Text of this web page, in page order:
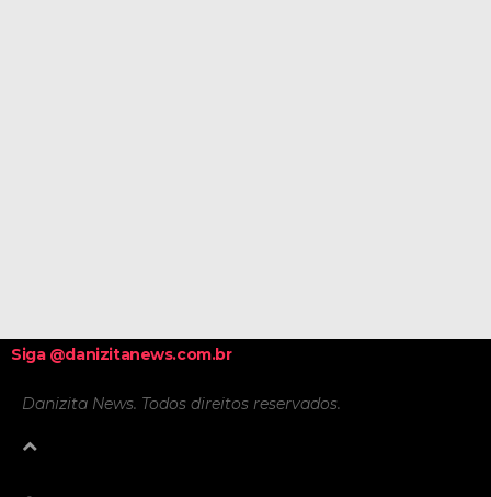
Siga @danizitanews.com.br
Danizita News. Todos direitos reservados.